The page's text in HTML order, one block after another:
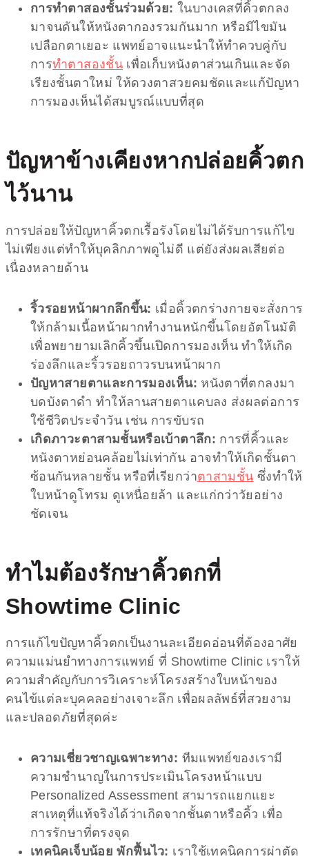
การทำตาสองชั้นร่วมด้วย: ในบางเคสที่คิ้วตกลง
มาจนดันให้หนังตากองรวมกันมาก หรือมีไขมัน
เปลือกตาเยอะ แพทย์อาจแนะนำให้ทำควบคู่กับ
การทำตาสองชั้นเพื่อเก็บหนังตาส่วนเกินและจัด
เรียงชั้นตาใหม่ ให้ดวงตาสวยคมชัดและแก้ปัญหา
การมองเห็นได้สมบูรณ์แบบที่สุด
ปัญหาข้างเคียงหากปล่อยคิ้วตก
ไว้นาน
การปล่อยให้ปัญหาคิ้วตกเรื้อรังโดยไม่ได้รับการแก้ไข
ไม่เพียงแต่ทำให้บุคลิกภาพดูไม่ดี แต่ยังส่งผลเสียต่อ
เนื่องหลายด้าน
ริ้วรอยหน้าผากลึกขึ้น: เมื่อคิ้วตกร่างกายจะสั่งการ
ให้กล้ามเนื้อหน้าผากทำงานหนักขึ้นโดยอัตโนมัติ
เพื่อพยายามเลิกคิ้วขึ้นเปิดการมองเห็น ทำให้เกิด
ร่องลึกและริ้วรอยถาวรบนหน้าผาก
ปัญหาสายตาและการมองเห็น: หนังตาที่ตกลงมา
บดบังตาดำ ทำให้ลานสายตาแคบลง ส่งผลต่อการ
ใช้ชีวิตประจำวัน เช่น การขับรถ
เกิดภาวะตาสามชั้นหรือเบ้าตาลึก: การที่คิ้วและ
หนังตาหย่อนคล้อยไม่เท่ากัน อาจทำให้เกิดชั้นตา
ซ้อนกันหลายชั้น หรือที่เรียกว่าตาสามชั้น ซึ่งทำให้
ใบหน้าดูโทรม ดูเหนื่อยล้า และแก่กว่าวัยอย่าง
ชัดเจน
ทำไมต้องรักษาคิ้วตกที่
Showtime Clinic
การแก้ไขปัญหาคิ้วตกเป็นงานละเอียดอ่อนที่ต้องอาศัย
ความแม่นยำทางการแพทย์ ที่ Showtime Clinic เราให้
ความสำคัญกับการวิเคราะห์โครงสร้างใบหน้าของ
คนไข้แต่ละบุคคลอย่างเจาะลึก เพื่อผลลัพธ์ที่สวยงาม
และปลอดภัยที่สุดค่ะ
ความเชี่ยวชาญเฉพาะทาง: ทีมแพทย์ของเรามี
ความชำนาญในการประเมินโครงหน้าแบบ
Personalized Assessment สามารถแยกแยะ
สาเหตุที่แท้จริงได้ว่าเกิดจากชั้นตาหรือคิ้ว เพื่อ
การรักษาที่ตรงจุด
เทคนิคเจ็บน้อย พักฟื้นไว: เราใช้เทคนิคการผ่าตัด